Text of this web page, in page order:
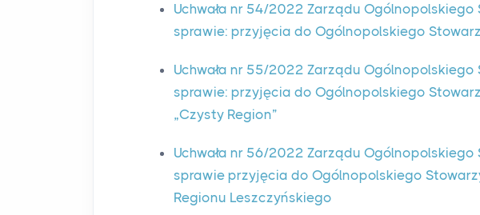
Uchwała nr 54/2022 Zarządu
sprawie: przyjęcia do Ogólnopolskiego
Uchwała nr 55/2022 Zarządu
sprawie: przyjęcia do Ogólnopolskiego
„Czysty Region”
Uchwała nr 56/2022 Zarządu
sprawie przyjęcia do Ogólnopolskiego
Regionu Leszczyńskiego